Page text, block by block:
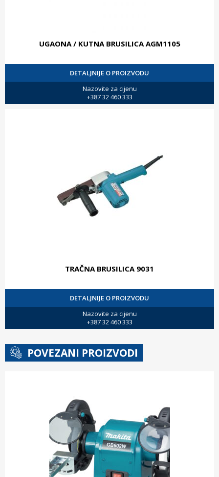
UGAONA / KUTNA BRUSILICA AGM1105
DETALJNIJE O PROIZVODU
Nazovite za cijenu
+387 32 460 333
TRAČNA BRUSILICA 9031
DETALJNIJE O PROIZVODU
Nazovite za cijenu
+387 32 460 333
POVEZANI PROIZVODI